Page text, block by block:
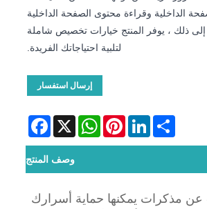
الداخلية وقراءة محتوى الصفحة الداخلية
ذلك ، يوفر المنتج خيارات تخصيص شاملة
لتلبية احتياجاتك الفريدة.
إرسال استفسار
Facebook X
WhatsAppPinterestLinkedInShare
وصف المنتج
مذكرات يمكنها حماية أسرارك